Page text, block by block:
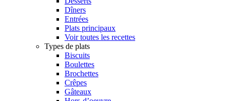
Dîners
Entrées
Plats principaux
Voir toutes les recettes
Types de plats
Biscuits
Boulettes
Brochettes
Crêpes
Gâteaux